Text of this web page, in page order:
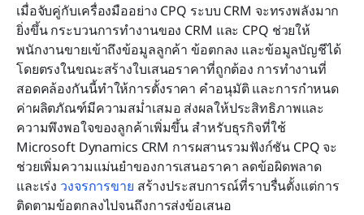
เมื่อจับคู่กับเครื่องมืออย่าง CPQ ระบบ CRM จะทรงพลังมาก
ยิ่งขึ้น กระบวนการทำงานของ CRM และ CPQ ช่วยให้
พนักงานขายเข้าถึงข้อมูลลูกค้า ข้อตกลง และข้อมูลบัญชีได้
โดยตรงในขณะสร้างใบเสนอราคาที่ถูกต้อง การทำงานที่
สอดคล้องกันนี้ทำให้การตั้งราคา คำอนุมัติ และการกำหนด
ค่าผลิตภัณฑ์มีความสม่ำเสมอ ส่งผลให้ประสิทธิภาพและ
ความพึงพอใจของลูกค้าเพิ่มขึ้น สำหรับธุรกิจที่ใช้
Microsoft Dynamics CRM การผสานรวมฟังก์ชัน CPQ จะ
ช่วยเพิ่มความแม่นยำของการเสนอราคา ลดข้อผิดพลาด
และเร่ง วงจรการขาย สร้างประสบการณ์ที่ราบรื่นตั้งแต่การ
ติดตามข้อตกลงไปจนถึงการส่งข้อเสนอ